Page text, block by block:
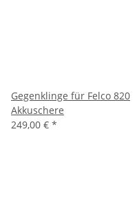
Gegenklinge für Felco 820
Akkuschere
249,00 € *